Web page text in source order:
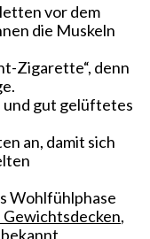
vor dem
die Muskeln
Zigarette“, denn
und gut gelüftetes
an, damit sich
Wohlfühlphase
Gewichtsdecken,